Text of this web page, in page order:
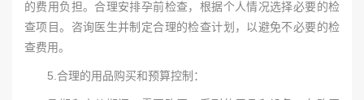
的费用负担。合理安排孕前检查，根据个人情况选择必要的检
查项目。咨询医生并制定合理的检查计划，以避免不必要的检
查费用。
5.合理的用品购买和预算控制：